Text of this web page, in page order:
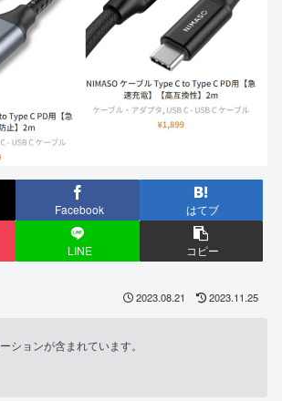
Facebook はてブ
LINE コピー
2023.08.21 2023.11.25
ションが含まれています。